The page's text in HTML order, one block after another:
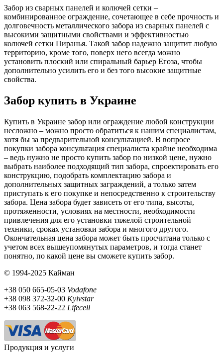
Забор из сварных панелей и колючей сетки –
комбинированное ограждение, сочетающее в себе прочность и
долговечность металлического забора из сварных панелей с
высокими защитными свойствами и эффективностью
колючей сетки Пиранья. Такой забор надежно защитит любую
территорию, кроме того, поверх него всегда можно
установить плоский или спиральный барьер Егоза, чтобы
дополнительно усилить его и без того высокие защитные
свойства.
Забор купить в Украине
Купить в Украине забор или ограждение любой конструкции
несложно – можно просто обратиться к нашим специалистам,
хотя бы за предварительной консультацией. В вопросе
покупки забора консультация специалиста крайне необходима
– ведь нужно не просто купить забор по низкой цене, нужно
выбрать наиболее подходящий тип забора, спроектировать его
конструкцию, подобрать комплектацию забора и
дополнительных защитных заграждений, а только затем
приступать к его покупке и непосредственно к строительству
забора. Цена забора будет зависеть от его типа, высоты,
протяженности, условиях на местности, необходимости
привлечения для его установки тяжелой строительной
техники, сроках установки забора и многого другого.
Окончательная цена забора может быть просчитана только с
учетом всех вышеупомянутых параметров, и тогда станет
понятно, по какой цене вы сможете купить забор.
© 1994-2025 Кайман
+38 050 665-05-03 Vodafone
+38 098 372-32-00 Kyivstar
+38 063 568-22-22 Lifecell
Продукция и услуги